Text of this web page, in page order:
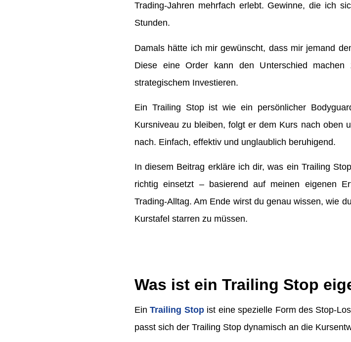
Trading-Jahren mehrfach erlebt. Gewinne, die ich
Stunden.
Damals hätte ich mir gewünscht, dass mir jemand
Diese eine Order kann den Unterschied machen
strategischem Investieren.
Ein Trailing Stop ist wie ein persönlicher
Kursniveau zu bleiben, folgt er dem Kurs nach oben
nach. Einfach, effektiv und unglaublich beruhigend.
In diesem Beitrag erkläre ich dir, was ein Trailing
richtig einsetzt – basierend auf meinen eigenen
Trading-Alltag. Am Ende wirst du genau wissen, wie
Kurstafel starren zu müssen.
Was ist ein Trailing Stop
EinTrailing Stopist eine spezielle Form des Stop-
passt sich der Trailing Stop dynamisch an die